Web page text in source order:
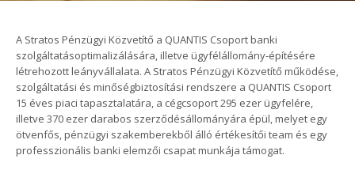
A Stratos Pénzügyi Közvetítő a QUANTIS Csoport banki
szolgáltatásoptimalizálására, illetve ügyfélállomány-építésére
létrehozott leányvállalata. A Stratos Pénzügyi Közvetítő működése,
szolgáltatási és minőségbiztosítási rendszere a QUANTIS Csoport
15 éves piaci tapasztalatára, a cégcsoport 295 ezer ügyfelére,
illetve 370 ezer darabos szerződésállományára épül, melyet egy
ötvenfős, pénzügyi szakemberekből álló értékesítői team és egy
professzionális banki elemzői csapat munkája támogat.